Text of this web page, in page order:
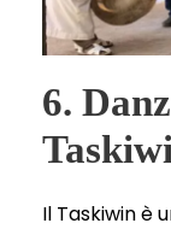
6.
Il Taskiwin è